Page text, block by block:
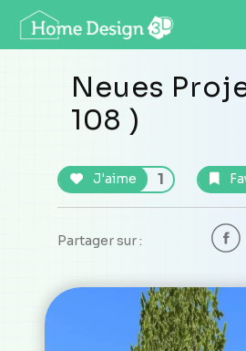
Neues
108 )
J'aime 1
Partager sur :